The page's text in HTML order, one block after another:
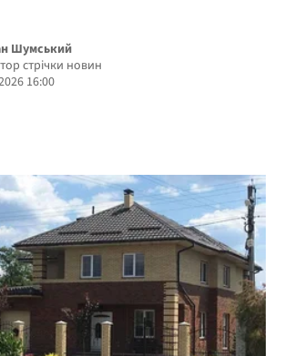
Шумський
стрічки новин
16:00